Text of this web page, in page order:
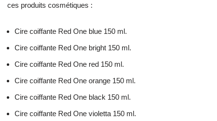
ces produits cosmétiques :
Cire coiffante Red One blue 150 ml.
Cire coiffante Red One bright 150 ml.
Cire coiffante Red One red 150 ml.
Cire coiffante Red One orange 150 ml.
Cire coiffante Red One black 150 ml.
Cire coiffante Red One violetta 150 ml.